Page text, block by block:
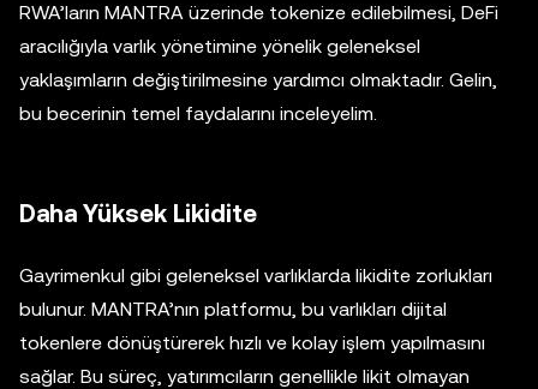
RWA’ların MANTRA üzerinde tokenize edilebilmesi, DeFi
aracılığıyla varlık yönetimine yönelik geleneksel
yaklaşımların değiştirilmesine yardımcı olmaktadır. Gelin,
bu becerinin temel faydalarını inceleyelim.
Daha Yüksek Likidite
Gayrimenkul gibi geleneksel varlıklarda likidite zorlukları
bulunur. MANTRA’nın platformu, bu varlıkları dijital
tokenlere dönüştürerek hızlı ve kolay işlem yapılmasını
sağlar. Bu süreç, yatırımcıların genellikle likit olmayan